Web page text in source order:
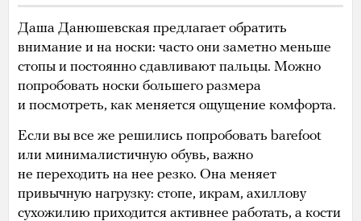
Даша Данюшевская предлагает обратить
внимание и на носки: часто они заметно меньше
стопы и постоянно сдавливают пальцы. Можно
попробовать носки большего размера
и посмотреть, как меняется ощущение комфорта.
Если вы все же решились попробовать barefoot
или минималистичную обувь, важно
не переходить на нее резко. Она меняет
привычную нагрузку: стопе, икрам, ахиллову
сухожилию приходится активнее работать, а кости